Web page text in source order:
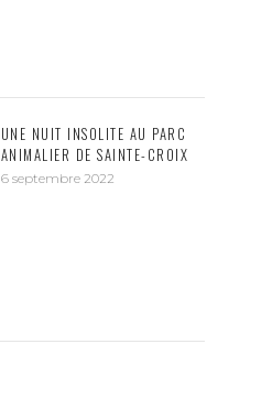
UNE NUIT INSOLITE AU PARC
ANIMALIER DE SAINTE-CROIX
6 septembre 2022